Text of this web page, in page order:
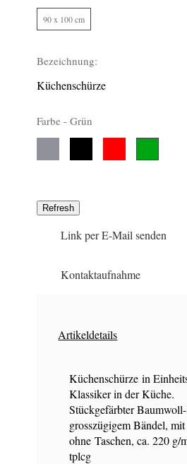
90 x 100 cm
Bezeichnung:
Küchenschürze
Farbe -Grün
Link per E-Mail senden
Kontaktaufnahme
Artikeldetails
Küchenschürze in
Klassiker in der Küche.
Stückgefärbter
grosszügigem Bändel,
ohne Taschen, ca. 220 g/
tplcg